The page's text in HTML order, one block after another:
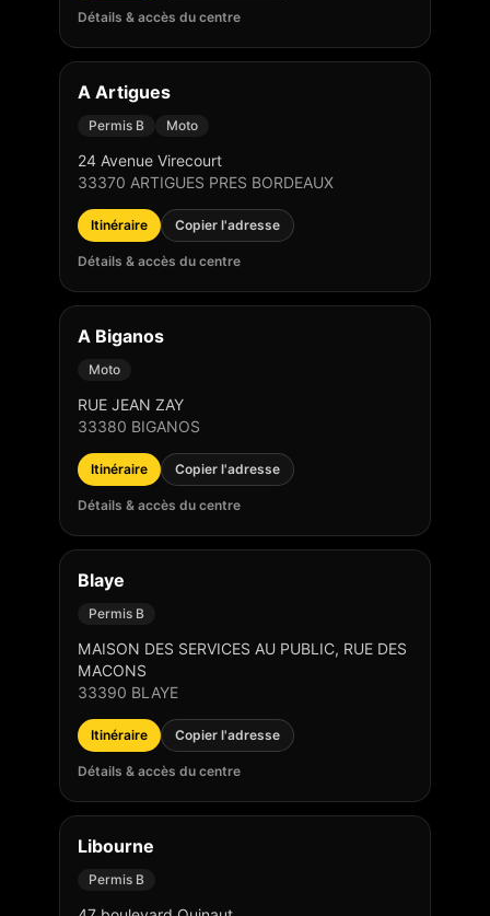
Détails & accès du centre
A Artigues
Permis B Moto
24 Avenue Virecourt
33370 ARTIGUES PRES BORDEAUX
Itinéraire Copier l'adresse
Détails & accès du centre
A Biganos
Moto
RUE JEAN ZAY
33380 BIGANOS
Itinéraire Copier l'adresse
Détails & accès du centre
Blaye
Permis B
MAISON DES SERVICES AU PUBLIC, RUE DES
MACONS
33390 BLAYE
Itinéraire Copier l'adresse
Détails & accès du centre
Libourne
Permis B